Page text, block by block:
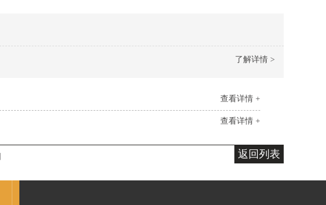
了解详情 >
查看详情 +
查看详情 +
返回列表